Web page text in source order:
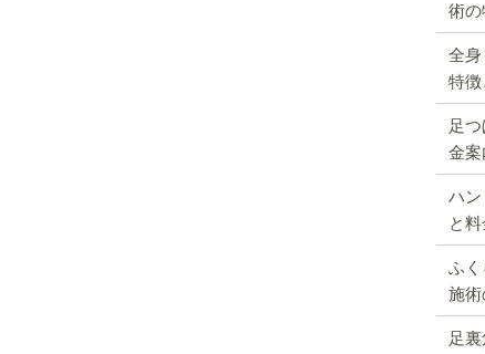
術の
全身
特徴
足
金案
ハン
と
ふく
施術
足